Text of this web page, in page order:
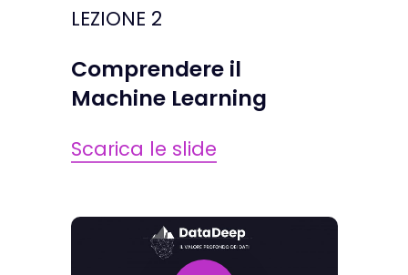
LEZIONE 2
Comprendere il
Machine Learning
Scarica le slide
Play Video